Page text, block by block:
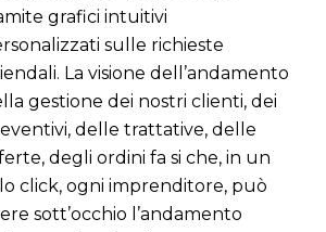
grafici intuitivi
sulle richieste
La visione dell’andamento
gestione dei nostri clienti, dei
delle trattative, delle
degli ordini fa si che, in un
click, ogni imprenditore, può
sott’occhio l’andamento